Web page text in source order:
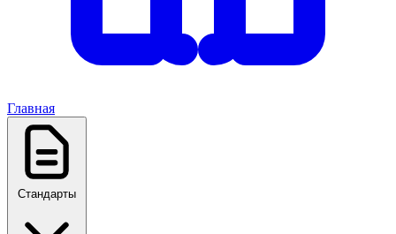
Главная
Стандарты